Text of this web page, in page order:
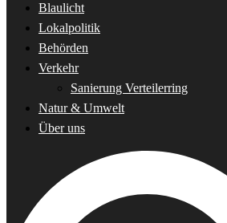
Blaulicht
Lokalpolitik
Behörden
Verkehr
Sanierung Verteilerring
Natur & Umwelt
Über uns